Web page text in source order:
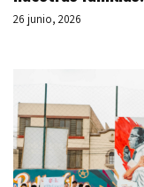
26 junio, 2026